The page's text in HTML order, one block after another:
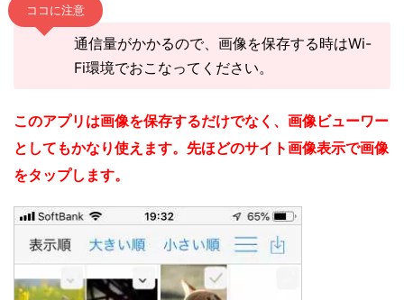
ココに注意
通信量がかかるので、画像を保存する時はWi-
Fi環境でおこなってください。
このアプリは画像を保存するだけでなく、画像ビューワー
としてもかなり使えます。先ほどのサイト画像表示で画像
をタップします。